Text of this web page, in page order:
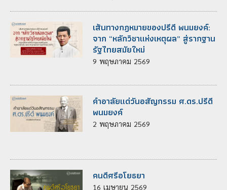
เส้นทางกฎหมายของปรีดี พนมยงค์:
จาก “หลักวิชาแห่งเหตุผล” สู่รากฐาน
รัฐไทยสมัยใหม่
9 พฤษภาคม 2569
คำอาลัยแด่วันอสัญกรรม ศ.ดร.ปรีดี
พนมยงค์
2 พฤษภาคม 2569
คนดีศรีอโยธยา
16 เมษายน 2569